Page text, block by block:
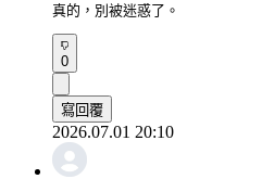
真的，別被迷惑了。
0
寫回覆
2026.07.01 20:10